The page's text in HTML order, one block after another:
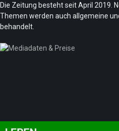
Die Zeitung besteht seit April 2019.
Themen werden auch allgemeine
behandelt.